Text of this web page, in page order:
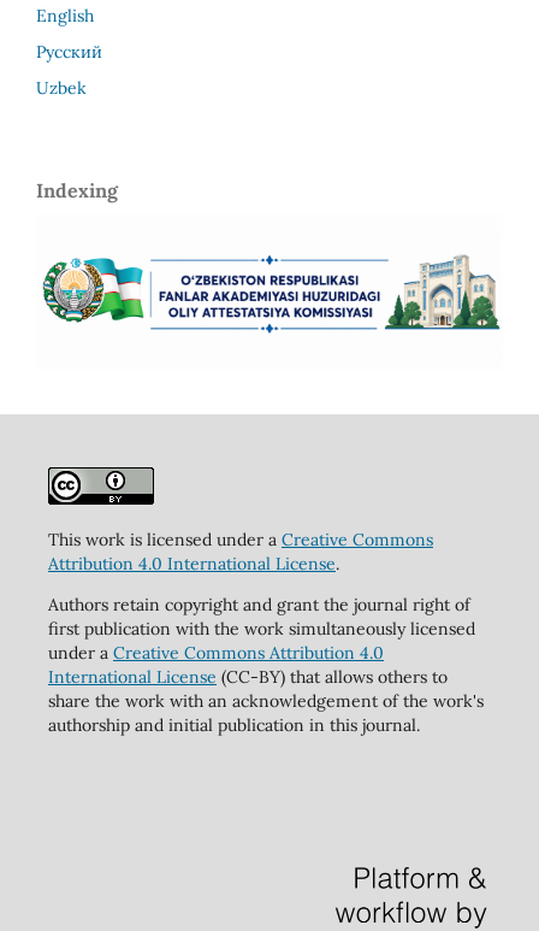
English
Русский
Uzbek
Indexing
This work is licensed under a Creative Commons
Attribution 4.0 International License.
Authors retain copyright and grant the journal right of
first publication with the work simultaneously licensed
under a Creative Commons Attribution 4.0
International License (CC-BY) that allows others to
share the work with an acknowledgement of the work's
authorship and initial publication in this journal.